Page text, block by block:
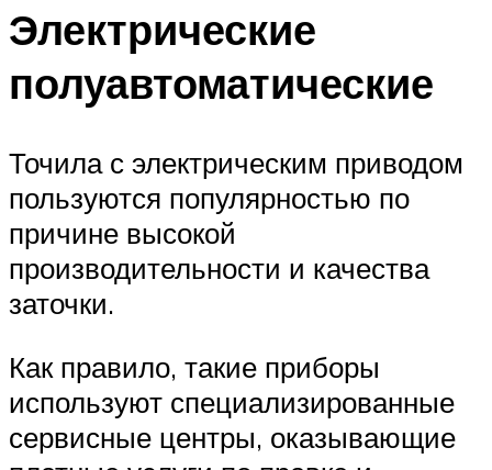
Электрические
полуавтоматические
Точила с электрическим приводом
пользуются популярностью по
причине высокой
производительности и качества
заточки.
Как правило, такие приборы
используют специализированные
сервисные центры, оказывающие